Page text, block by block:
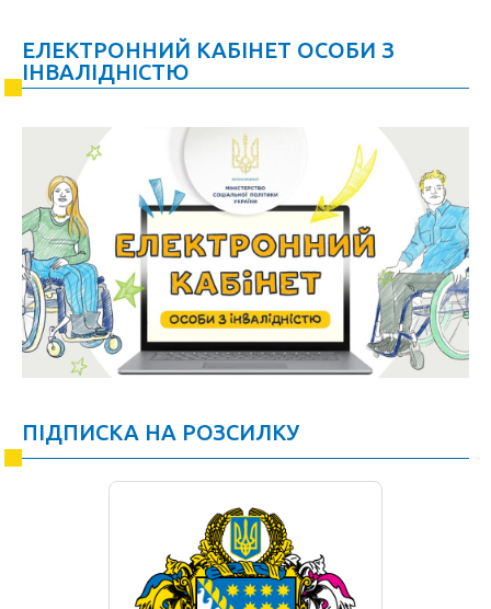
ЕЛЕКТРОННИЙ КАБІНЕТ ОСОБИ З
ІНВАЛІДНІСТЮ
ПІДПИСКА НА РОЗСИЛКУ